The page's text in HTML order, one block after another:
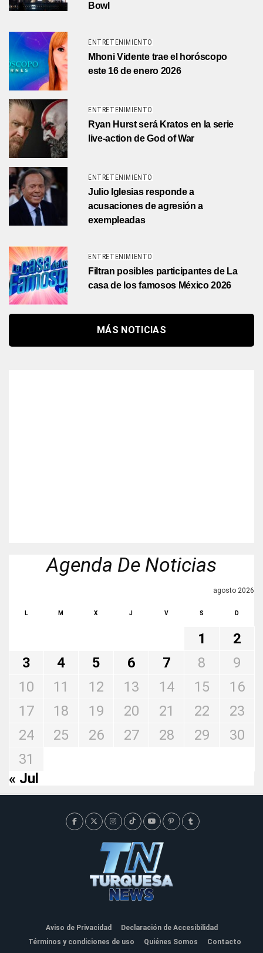
Bowl
ENTRETENIMIENTO
Mhoni Vidente trae el horóscopo
este 16 de enero 2026
ENTRETENIMIENTO
Ryan Hurst será Kratos en la serie
live-action de God of War
ENTRETENIMIENTO
Julio Iglesias responde a
acusaciones de agresión a
exempleadas
ENTRETENIMIENTO
Filtran posibles participantes de La
casa de los famosos México 2026
MÁS NOTICIAS
Agenda De Noticias
agosto 2026
L M X J V S D
1
2
3
4 5 6 7 8
9
10
11 12 13 14 15
16
17
18 19 20 21 22
23
24
25 26 27 28 29
30
31
« Jul
Aviso de Privacidad
Declaración de Accesibilidad
Términos y condiciones de uso
Quiénes Somos Contacto